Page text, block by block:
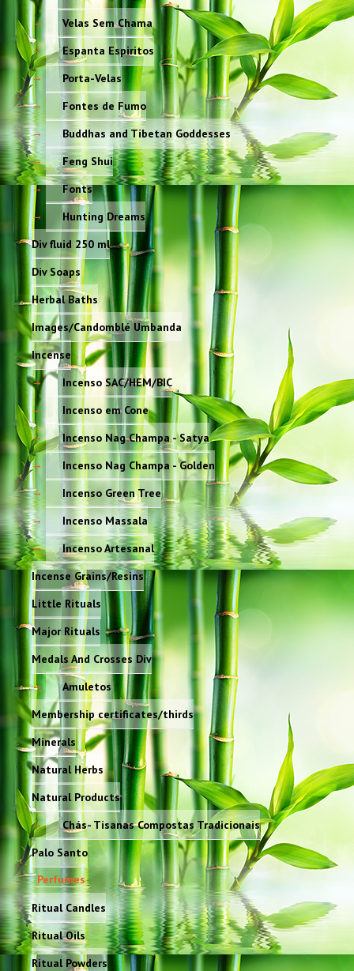
Velas Sem Chama
Espanta Espiritos
Porta-Velas
Fontes de Fumo
Buddhas and Tibetan Goddesses
Feng Shui
Fonts
Hunting Dreams
Div fluid 250 ml
Div Soaps
Herbal Baths
Images/Candomblé Umbanda
Incense
Incenso SAC/HEM/BIC
Incenso em Cone
Incenso Nag Champa - Satya
Incenso Nag Champa - Golden
Incenso Green Tree
Incenso Massala
Incenso Artesanal
Incense Grains/Resins
Little Rituals
Major Rituals
Medals And Crosses Div
Amuletos
Membership certificates/thirds
Minerals
Natural Herbs
Natural Products
Chás- Tisanas Compostas Tradicionais
Palo Santo
Perfumes
Ritual Candles
Ritual Oils
Ritual Powders